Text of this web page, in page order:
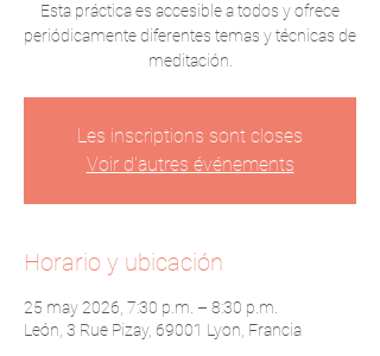
Esta práctica es accesible a todos y ofrece
periódicamente diferentes temas y técnicas de
meditación.
Les inscriptions sont closes
Voir d'autres événements
Horario y ubicación
25 may 2026, 7:30 p.m. – 8:30 p.m.
León, 3 Rue Pizay, 69001 Lyon, Francia